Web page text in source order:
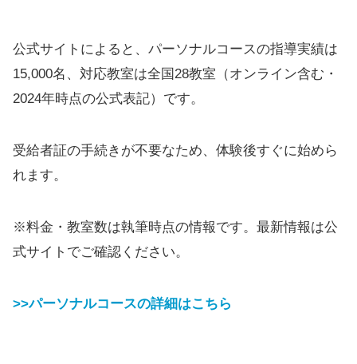
公式サイトによると、パーソナルコースの指導実績は
15,000名、対応教室は全国28教室（オンライン含む・
2024年時点の公式表記）です。
受給者証の手続きが不要なため、体験後すぐに始めら
れます。
※料金・教室数は執筆時点の情報です。最新情報は公
式サイトでご確認ください。
>>パーソナルコースの詳細はこちら